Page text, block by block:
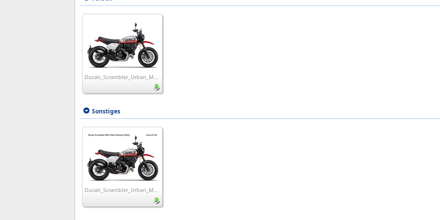
Ducati_Scrambler_Urban_Motard_2022
Sonstiges
Ducati_Scrambler_Urban_Motard_2022_wp1